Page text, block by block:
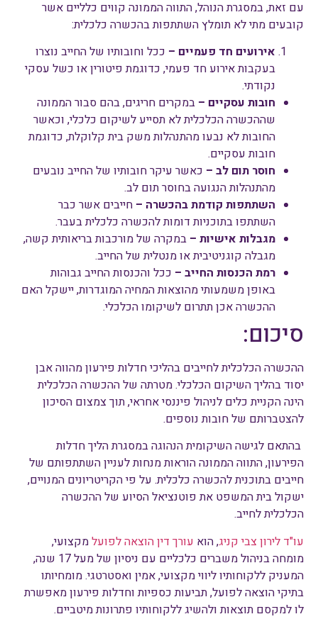
עם זאת, במסגרת הנוהל, התווה הממונה קווים כלליים אשר
קובעים מתי לא תומלץ השתתפות בהכשרה כלכלית:
אירועים חד פעמיים – ככל וחובותיו של החייב נוצרו
בעקבות אירוע חד פעמי, כדוגמת פיטורין או כשל עסקי
נקודתי.
חובות עסקיים – במקרים חריגים, בהם סבור הממונה
שההכשרה הכלכלית לא תסייע לשיקום כלכלי, וכאשר
החובות לא נבעו מהתנהלות משק בית קלוקלת, כדוגמת
חובות עסקיים.
חוסר תום לב – כאשר עיקר חובותיו של החייב נובעים
מהתנהלות הנגועה בחוסר תום לב.
השתתפות קודמת בהכשרה – חייבים אשר כבר
השתתפו בתוכניות דומות להכשרה כלכלית בעבר.
מגבלות אישיות – במקרה של מורכבות בריאותית קשה,
מגבלה קוגניטיבית או מנטלית של החייב.
רמת הכנסות החייב – ככל והכנסות החייב גבוהות
באופן משמעותי מהוצאות המחיה המוגדרות, יישקל האם
ההכשרה אכן תתרום לשיקומו הכלכלי.
סיכום:
ההכשרה הכלכלית לחייבים בהליכי חדלות פירעון מהווה אבן
יסוד בהליך השיקום הכלכלי. מטרתה של ההכשרה הכלכלית
הינה הקניית כלים לניהול פיננסי אחראי, תוך צמצום הסיכון
להצטברותם של חובות נוספים.
בהתאם לגישה השיקומית הנהוגה במסגרת הליך חדלות
הפירעון, התווה הממונה הוראות מנחות לעניין השתתפותם של
חייבים בתוכנית להכשרה כלכלית. על פי הקריטריונים המנויים,
ישקול בית המשפט את פוטנציאל הסיוע של ההכשרה
הכלכלית לחייב.
עו"ד לירון צבי קניג, הוא עורך דין הוצאה לפועלמקצועי,
מומחה בניהול משברים כלכליים עם ניסיון של מעל 17 שנה,
המעניק ללקוחותיו ליווי מקצועי, אמין ואסטרטגי. מומחיותו
בתיקי הוצאה לפועל, תביעות כספיות וחדלות פירעון מאפשרת
לו למקסם תוצאות ולהשיג ללקוחותיו פתרונות מיטביים.